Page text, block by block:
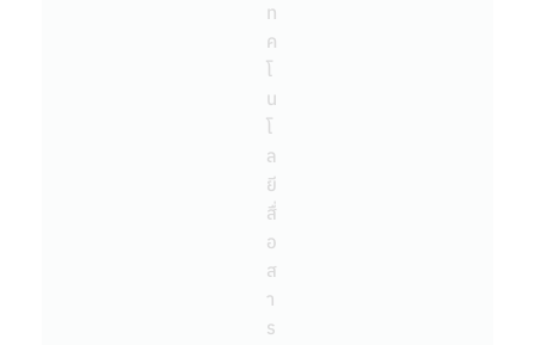
ท
ค
โ
น
โ
ล
ยี
สื่
อ
ส
า
ร